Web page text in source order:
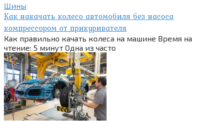
Шины
Как накачать колесо автомобиля без насоса
компрессором от прикуривателя
Как правильно качать колеса на машине Время на
чтение: 5 минут Одна из часто